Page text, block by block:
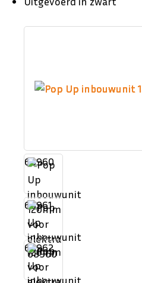
68960
68961
68962